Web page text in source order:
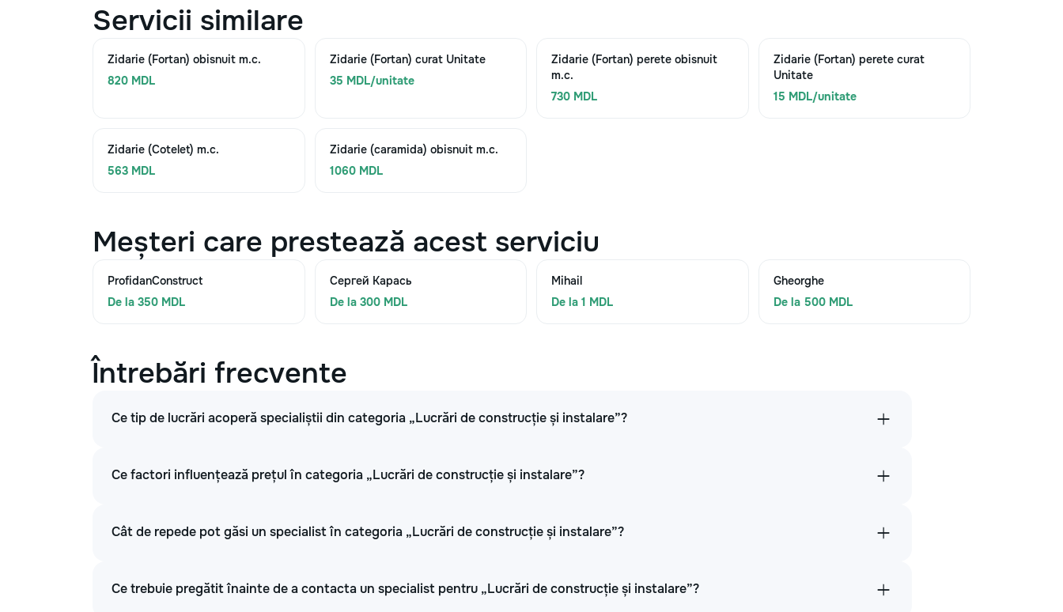
Servicii similare
Zidarie (Fortan) obisnuit m.c.
820 MDL
Zidarie (Fortan) curat Unitate
35 MDL/unitate
Zidarie (Fortan) perete obisnuit
m.c.
730 MDL
Zidarie (Fortan) perete curat
Unitate
15 MDL/unitate
Zidarie (Cotelet) m.c.
563 MDL
Zidarie (caramida) obisnuit m.c.
1060 MDL
Meșteri care prestează acest serviciu
ProfidanConstruct
De la 350 MDL
Сергей Карась
De la 300 MDL
Mihail
De la 1 MDL
Gheorghe
De la 500 MDL
Întrebări frecvente
Ce tip de lucrări acoperă specialiștii din categoria „Lucrări de construcție și instalare”?
Ce factori influențează prețul în categoria „Lucrări de construcție și instalare”?
Cât de repede pot găsi un specialist în categoria „Lucrări de construcție și instalare”?
Ce trebuie pregătit înainte de a contacta un specialist pentru „Lucrări de construcție și instalare”?